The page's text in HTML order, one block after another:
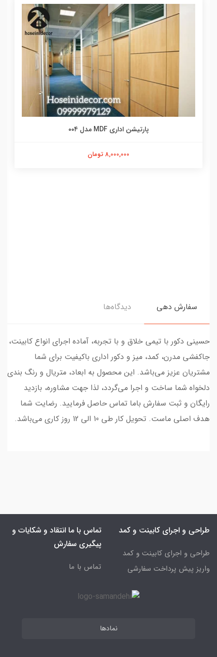
پارتیشن اداری MDF مدل ۰۰۴
8,000,000 تومان
سفارش دهی دیدگاه‌ها
حسینی دکور با تیمی خلاق و با تجربه، آماده اجرای انواع کابینت،
جاکفشی مدرن، کمد، میز و دکور اداری باکیفیت برای شما
مشتریان عزیز می‌باشد. این محصول به ابعاد، متریال و رنگ بندی
دلخواه شما ساخت و اجرا می‌گردد، لذا جهت مشاوره، بازدید
رایگان و ثبت سفارش باما تماس حاصل فرمایید. رضایت شما
هدف اصلی ماست. تحویل کار طی 10 الی 12 روز کاری می‌باشد.
طراحی و اجرای کابینت و کمد
طراحی و اجرای کابینت و کمد
واریز پیش پرداخت سفارشی
تماس با ما انتقاد و شکایات و
پیگیری سفارش
تماس با ما
نمادها